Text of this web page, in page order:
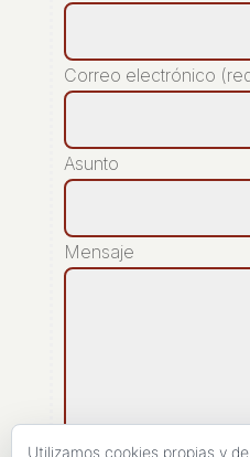
Correo electrónico
Asunto
Mensaje
Utilizamos cookies propias y